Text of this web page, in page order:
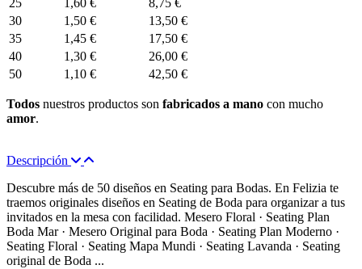
25
1,60 €
8,75 €
30
1,50 €
13,50 €
35
1,45 €
17,50 €
40
1,30 €
26,00 €
50
1,10 € 42,50 €
Todos nuestros productos son fabricados a mano con mucho
amor.
Descripción
Descubre más de 50 diseños en Seating para Bodas. En Felizia te
traemos originales diseños en Seating de Boda para organizar a tus
invitados en la mesa con facilidad. Mesero Floral · Seating Plan
Boda Mar · Mesero Original para Boda · Seating Plan Moderno ·
Seating Floral · Seating Mapa Mundi · Seating Lavanda · Seating
original de Boda ...